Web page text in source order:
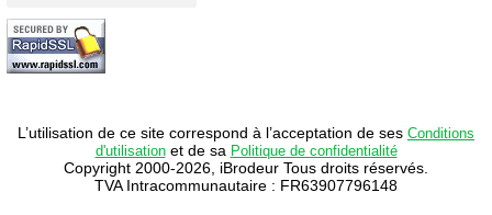
L’utilisation de ce site correspond à l’acceptation de ses Conditions
d'utilisationet de sa Politique de confidentialité
Copyright 2000-2026, iBrodeur Tous droits réservés.
TVA Intracommunautaire : FR63907796148